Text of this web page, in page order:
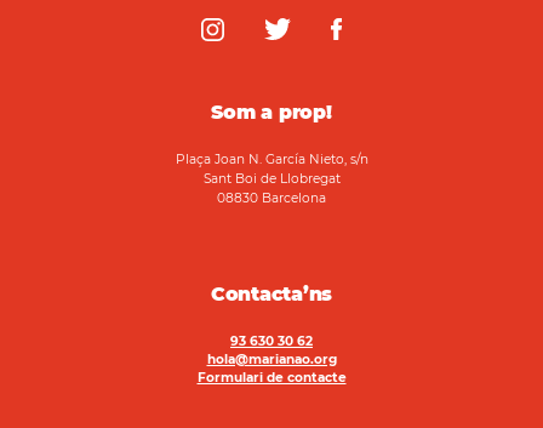
Som a prop!
Plaça Joan N. García Nieto, s/n
Sant Boi de Llobregat
08830 Barcelona
Contacta’ns
93 630 30 62
hola@marianao.org
Formulari de contacte